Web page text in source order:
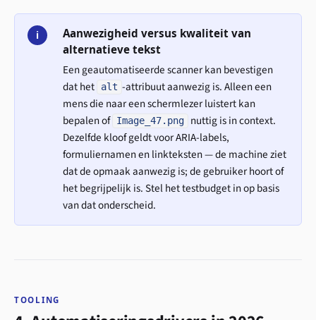
i
Aanwezigheid versus kwaliteit van
alternatieve tekst
Een geautomatiseerde scanner kan bevestigen
dat het
alt -attribuut aanwezig is. Alleen een
mens die naar een schermlezer luistert kan
bepalen of Image_47.png
nuttig is in context.
Dezelfde kloof geldt voor ARIA-labels,
formuliernamen en linkteksten — de machine ziet
dat de opmaak aanwezig is; de gebruiker hoort of
het begrijpelijk is. Stel het testbudget in op basis
van dat onderscheid.
TOOLING